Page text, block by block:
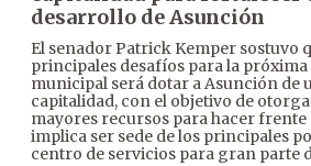
desarrollo de Asunción
El senador Patrick Kemper sostuvo
principales desafíos para la
municipal será dotar a Asunción de
capitalidad, con el objetivo de
mayores recursos para hacer frente
implica ser sede de los principales
centro de servicios para gran parte